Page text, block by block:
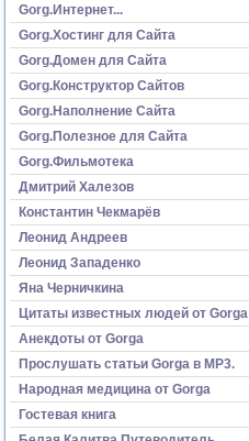
Gorg.Интернет...
Gorg.Хостинг для Сайта
Gorg.Домен для Сайта
Gorg.Конструктор Сайтов
Gorg.Наполнение Сайта
Gorg.Полезное для Сайта
Gorg.Фильмотека
Дмитрий Халезов
Константин Чекмарёв
Леонид Андреев
Леонид Западенко
Яна Черничкина
Цитаты известных людей от Gorga
Анекдоты от Gorga
Прослушать статьи Gorga в МР3.
Народная медицина от Gorga
Гостевая книга